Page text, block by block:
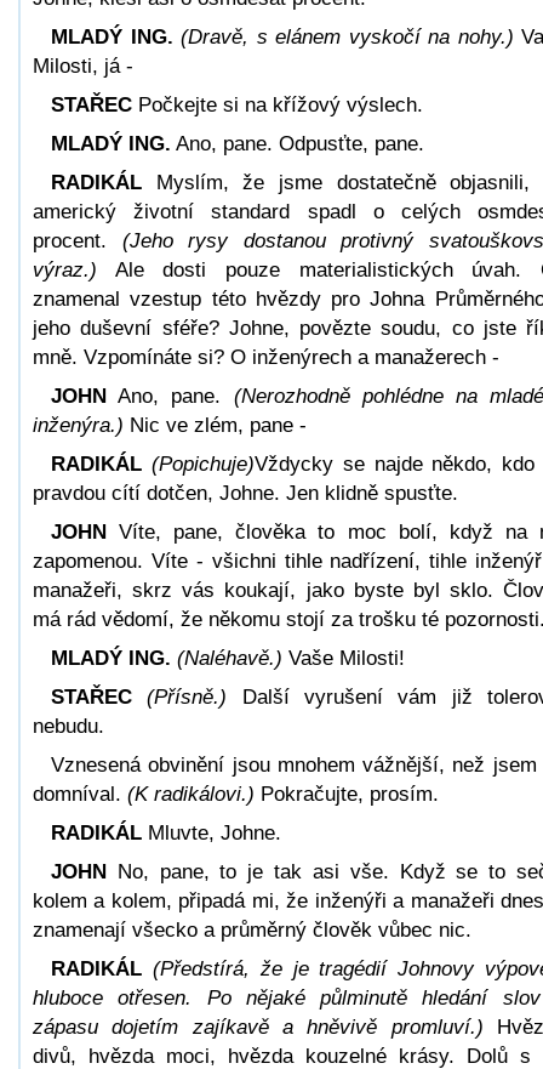
MLADÝ ING. (Dravě, s elánem vyskočí na nohy.)
Milosti, já -
STAŘEC Počkejte si na křížový výslech.
MLADÝ ING. Ano, pane. Odpusťte, pane.
RADIKÁL Myslím, že jsme dostatečně objasnili,
americký životní standard spadl o celých
procent. (Jeho rysy dostanou protivný
výraz.) Ale dosti pouze materialistických úvah.
znamenal vzestup této hvězdy pro Johna
jeho duševní sféře? Johne, povězte soudu, co jste
mně. Vzpomínáte si? O inženýrech a manažerech -
JOHN Ano, pane. (Nerozhodně pohlédne na
inženýra.) Nic ve zlém, pane -
RADIKÁL (Popichuje)Vždycky se najde někdo, kdo
pravdou cítí dotčen, Johne. Jen klidně spusťte.
JOHN Víte, pane, člověka to moc bolí, když na
zapomenou. Víte - všichni tihle nadřízení, tihle
manažeři, skrz vás koukají, jako byste byl sklo.
má rád vědomí, že někomu stojí za trošku té
MLADÝ ING. (Naléhavě.) Vaše Milosti!
STAŘEC
(Přísně.) Další vyrušení vám již
nebudu.
Vznesená obvinění jsou mnohem vážnější, než jsem
domníval. (K radikálovi.) Pokračujte, prosím.
RADIKÁL Mluvte, Johne.
JOHN No, pane, to je tak asi vše. Když se to
kolem a kolem, připadá mi, že inženýři a manažeři
znamenají všecko a průměrný člověk vůbec nic.
RADIKÁL (Předstírá, že je tragédií Johnovy
hluboce otřesen. Po nějaké půlminutě hledání
zápasu dojetím zajíkavě a hněvivě promluví.)
divů, hvězda moci, hvězda kouzelné krásy. Dolů s